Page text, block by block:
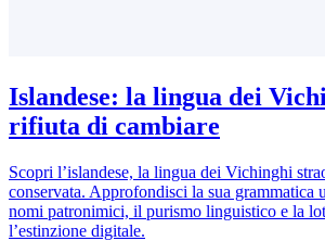
Islandese: la lingua dei
rifiuta di cambiare
Scopri l’islandese, la lingua dei Vichinghi
conservata. Approfondisci la sua grammatica
nomi patronimici, il purismo linguistico e la
l’estinzione digitale.